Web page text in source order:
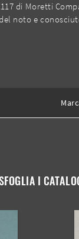
di Moretti
noto e
I